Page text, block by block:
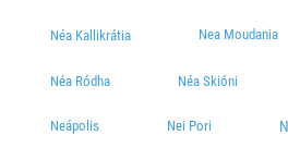
Néa Kallikrátia Nea Moudania
Néa Ródha Néa Skióni
Neápolis Nei Pori